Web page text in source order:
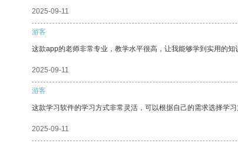
2025-09-11
游客
这款app的老师非常专业，教学水平很高，让我能够学到实用的知
2025-09-11
游客
这款学习软件的学习方式非常灵活，可以根据自己的需求选择学
2025-09-11